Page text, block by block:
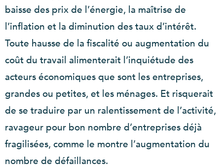
baisse des prix de l’énergie, la maîtrise de
l’inflation et la diminution des taux d’intérêt.
Toute hausse de la fiscalité ou augmentation du
coût du travail alimenterait l’inquiétude des
acteurs économiques que sont les entreprises,
grandes ou petites, et les ménages. Et risquerait
de se traduire par un ralentissement de l’activité,
ravageur pour bon nombre d’entreprises déjà
fragilisées, comme le montre l’augmentation du
nombre de défaillances.